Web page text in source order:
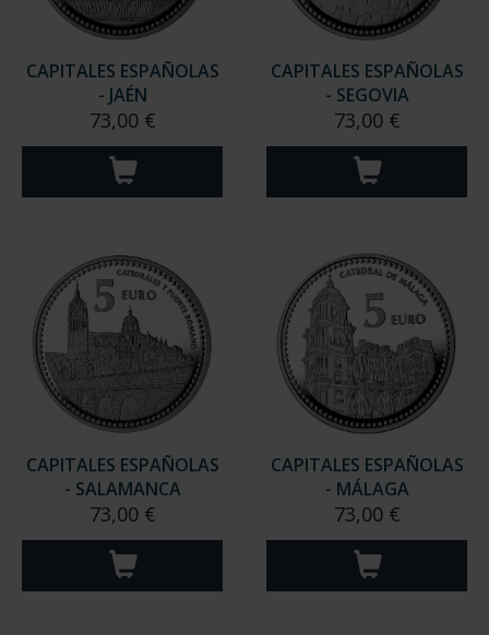
CAPITALES ESPAÑOLAS
- JAÉN
73,00 €
CAPITALES ESPAÑOLAS
- SEGOVIA
73,00 €
CAPITALES ESPAÑOLAS
- SALAMANCA
73,00 €
CAPITALES ESPAÑOLAS
- MÁLAGA
73,00 €